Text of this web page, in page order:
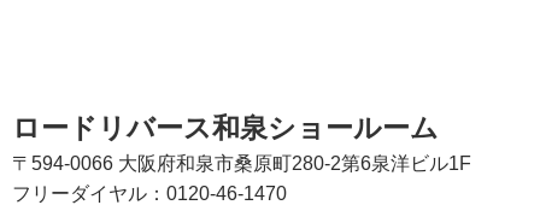
ロードリバース和泉ショールーム
〒594-0066 大阪府和泉市桑原町280-2第6泉洋ビル1F
フリーダイヤル：0120-46-1470